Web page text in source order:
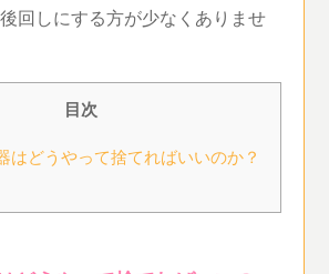
回しにする方が少なくありませ
目次
はどうやって捨てればいいのか？